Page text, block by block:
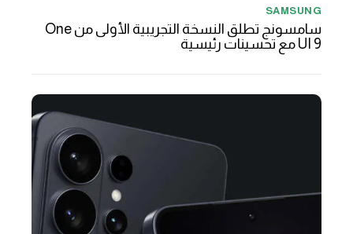
SAMSUNG
سامسونج تطلق النسخة التجريبية الأولى من One
UI 9 مع تحسينات رئيسية